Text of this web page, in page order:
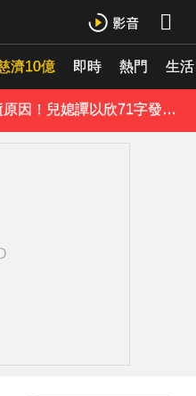
濟10億 即時 熱門 生活
握天下大小事！
台玻夫人揭長子驟逝原因！兒媳譚以欣71字發聲反駁